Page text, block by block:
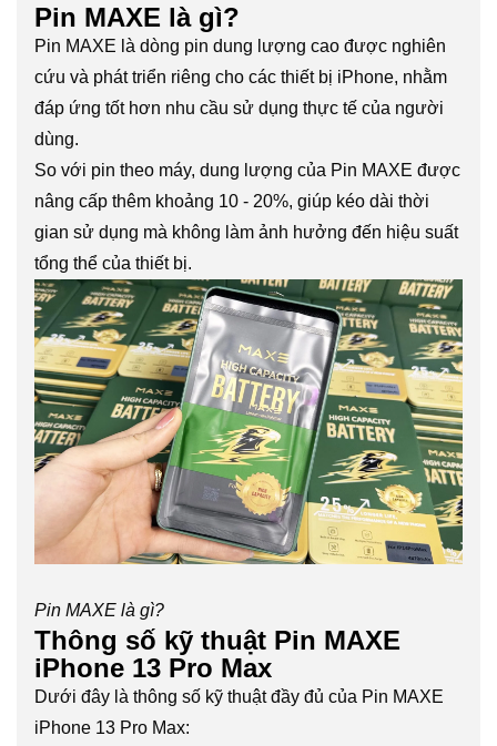
Pin MAXE là gì?
Pin MAXE là dòng pin dung lượng cao được nghiên
cứu và phát triển riêng cho các thiết bị iPhone, nhằm
đáp ứng tốt hơn nhu cầu sử dụng thực tế của người
dùng.
So với pin theo máy, dung lượng của Pin MAXE được
nâng cấp thêm khoảng 10 - 20%, giúp kéo dài thời
gian sử dụng mà không làm ảnh hưởng đến hiệu suất
tổng thể của thiết bị.
Pin MAXE là gì?
Thông số kỹ thuật Pin MAXE
iPhone 13 Pro Max
Dưới đây là thông số kỹ thuật đầy đủ của Pin MAXE
iPhone 13 Pro Max: